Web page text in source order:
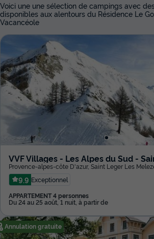
Voici une une sélection de campings avec
disponibles aux alentours du Résidence Le
Vacancéole
Provence-alpes-côte D'azur, Saint Leger Les
9.9 Exceptionnel
APPARTEMENT 4 personnes
Du 24 au 25 août, 1 nuit, à partir de
Annulation gratuite